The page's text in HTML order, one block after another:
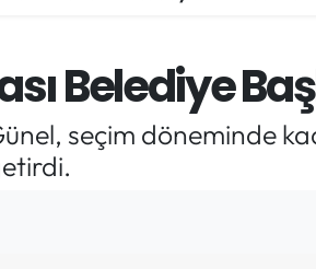
Belediye
seçim döneminde